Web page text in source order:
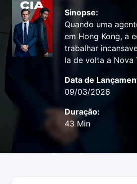
Sinopse:
Quando uma
em Hong Kong, a
trabalhar
la de volta a Nova
Data de
09/03/2026
Duração:
43 Min